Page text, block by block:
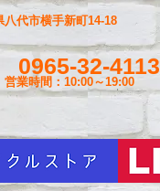
0965-32-4113
営業時間：10:00～19:00
八代市横手新町14-18